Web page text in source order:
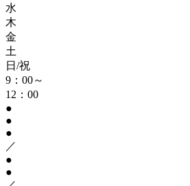
水
木
金
土
日/祝
9：00～
12：00
●
●
●
／
●
●